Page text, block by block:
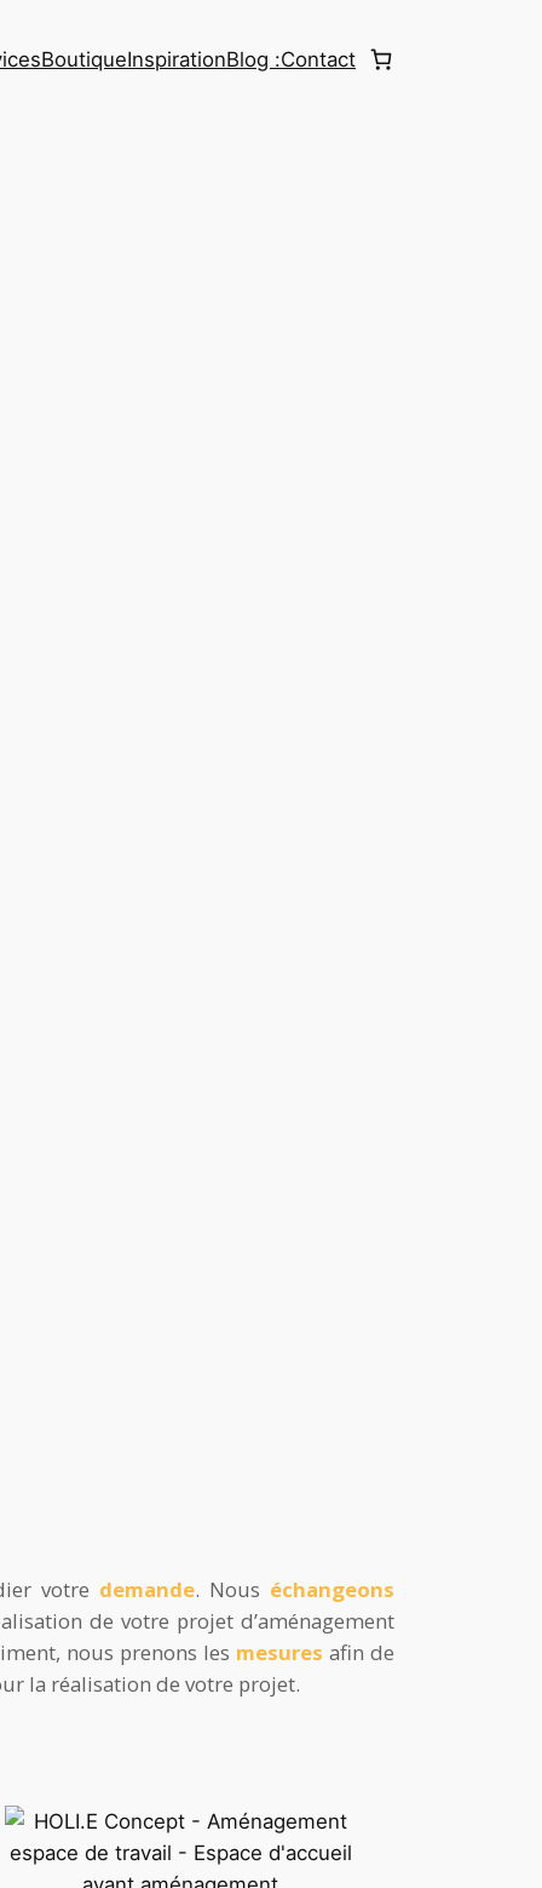
BoutiqueInspirationBlog :Contact
votre demande. Nous échangeons
de votre projet d’aménagement
nous prenons les mesures afin de
la réalisation de votre projet.